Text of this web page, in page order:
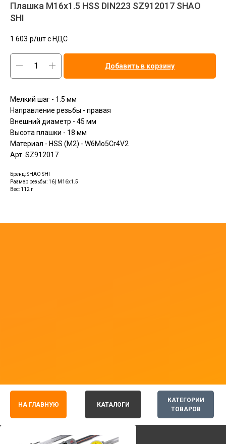
Плашка М16x1.5 HSS DIN223 SZ912017 SHAO
SHI
1 603 р/шт c НДС
Добавить в корзину
Мелкий шаг - 1.5 мм
Направление резьбы - правая
Внешний диаметр - 45 мм
Высота плашки - 18 мм
Материал - HSS (M2) - W6Mo5Cr4V2
Арт. SZ912017
Бренд: SHAO SHI
Размер резьбы: 16) M16x1.5
Вес: 112 г
КАТЕГОРИИ
ТОВАРОВ
НА ГЛАВНУЮ КАТАЛОГИ